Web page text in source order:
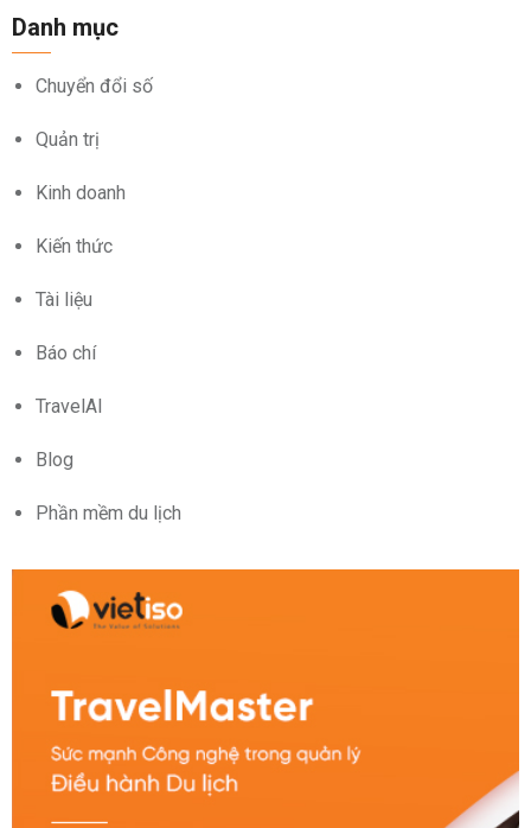
Danh mục
Chuyển đổi số
Quản trị
Kinh doanh
Kiến thức
Tài liệu
Báo chí
TravelAI
Blog
Phần mềm du lịch